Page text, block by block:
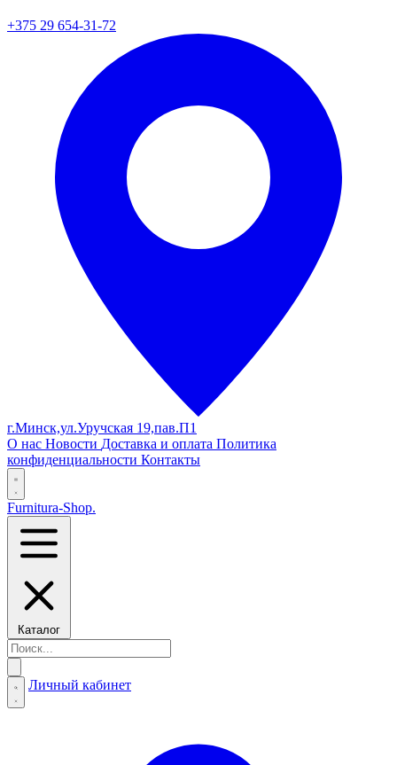
+375 29 654-31-72
г.Минск,ул.Уручская 19,пав.П1
О нас Новости Доставка и оплата Политика
конфиденциальности Контакты
Furnitura-Shop.
Каталог
Личный кабинет